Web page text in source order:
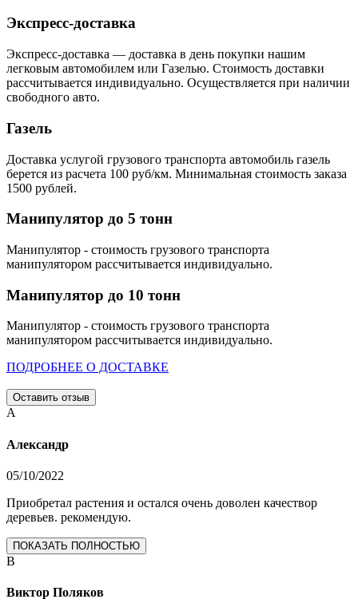
Экспресс-доставка
Экспресс-доставка — доставка в день покупки нашим
легковым автомобилем или Газелью. Стоимость доставки
рассчитывается индивидуально. Осуществляется при наличии
свободного авто.
Газель
Доставка услугой грузового транспорта автомобиль газель
берется из расчета 100 руб/км. Минимальная стоимость заказа
1500 рублей.
Манипулятор до 5 тонн
Манипулятор - стоимость грузового транспорта
манипулятором рассчитывается индивидуально.
Манипулятор до 10 тонн
Манипулятор - стоимость грузового транспорта
манипулятором рассчитывается индивидуально.
ПОДРОБНЕЕ О ДОСТАВКЕ
Оставить отзыв
А
Александр
05/10/2022
Приобретал растения и остался очень доволен качествор
деревьев. рекомендую.
ПОКАЗАТЬ ПОЛНОСТЬЮ
В
Виктор Поляков